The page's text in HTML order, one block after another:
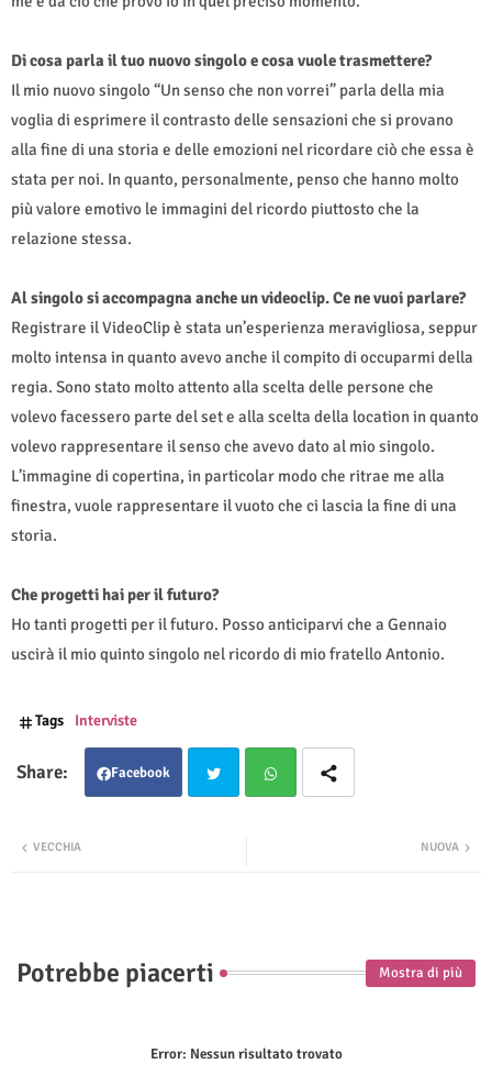
Di cosa parla il tuo nuovo singolo e cosa vuole trasmettere?
Il mio nuovo singolo “Un senso che non vorrei” parla della mia
voglia di esprimere il contrasto delle sensazioni che si provano
alla fine di una storia e delle emozioni nel ricordare ciò che essa è
stata per noi. In quanto, personalmente, penso che hanno molto
più valore emotivo le immagini del ricordo piuttosto che la
relazione stessa.
Al singolo si accompagna anche un videoclip. Ce ne vuoi parlare?
Registrare il VideoClip è stata un’esperienza meravigliosa, seppur
molto intensa in quanto avevo anche il compito di occuparmi della
regia. Sono stato molto attento alla scelta delle persone che
volevo facessero parte del set e alla scelta della location in quanto
volevo rappresentare il senso che avevo dato al mio singolo.
L’immagine di copertina, in particolar modo che ritrae me alla
finestra, vuole rappresentare il vuoto che ci lascia la fine di una
storia.
Che progetti hai per il futuro?
Ho tanti progetti per il futuro. Posso anticiparvi che a Gennaio
uscirà il mio quinto singolo nel ricordo di mio fratello Antonio.
Tags Interviste
Facebook
NUOVA
VECCHIA
Potrebbe piacerti Mostra di più
Error: Nessun risultato trovato